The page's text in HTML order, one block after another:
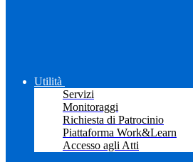
Utilità
Servizi
Monitoraggi
Richiesta di Patrocinio
Piattaforma Work&Learn
Accesso agli Atti